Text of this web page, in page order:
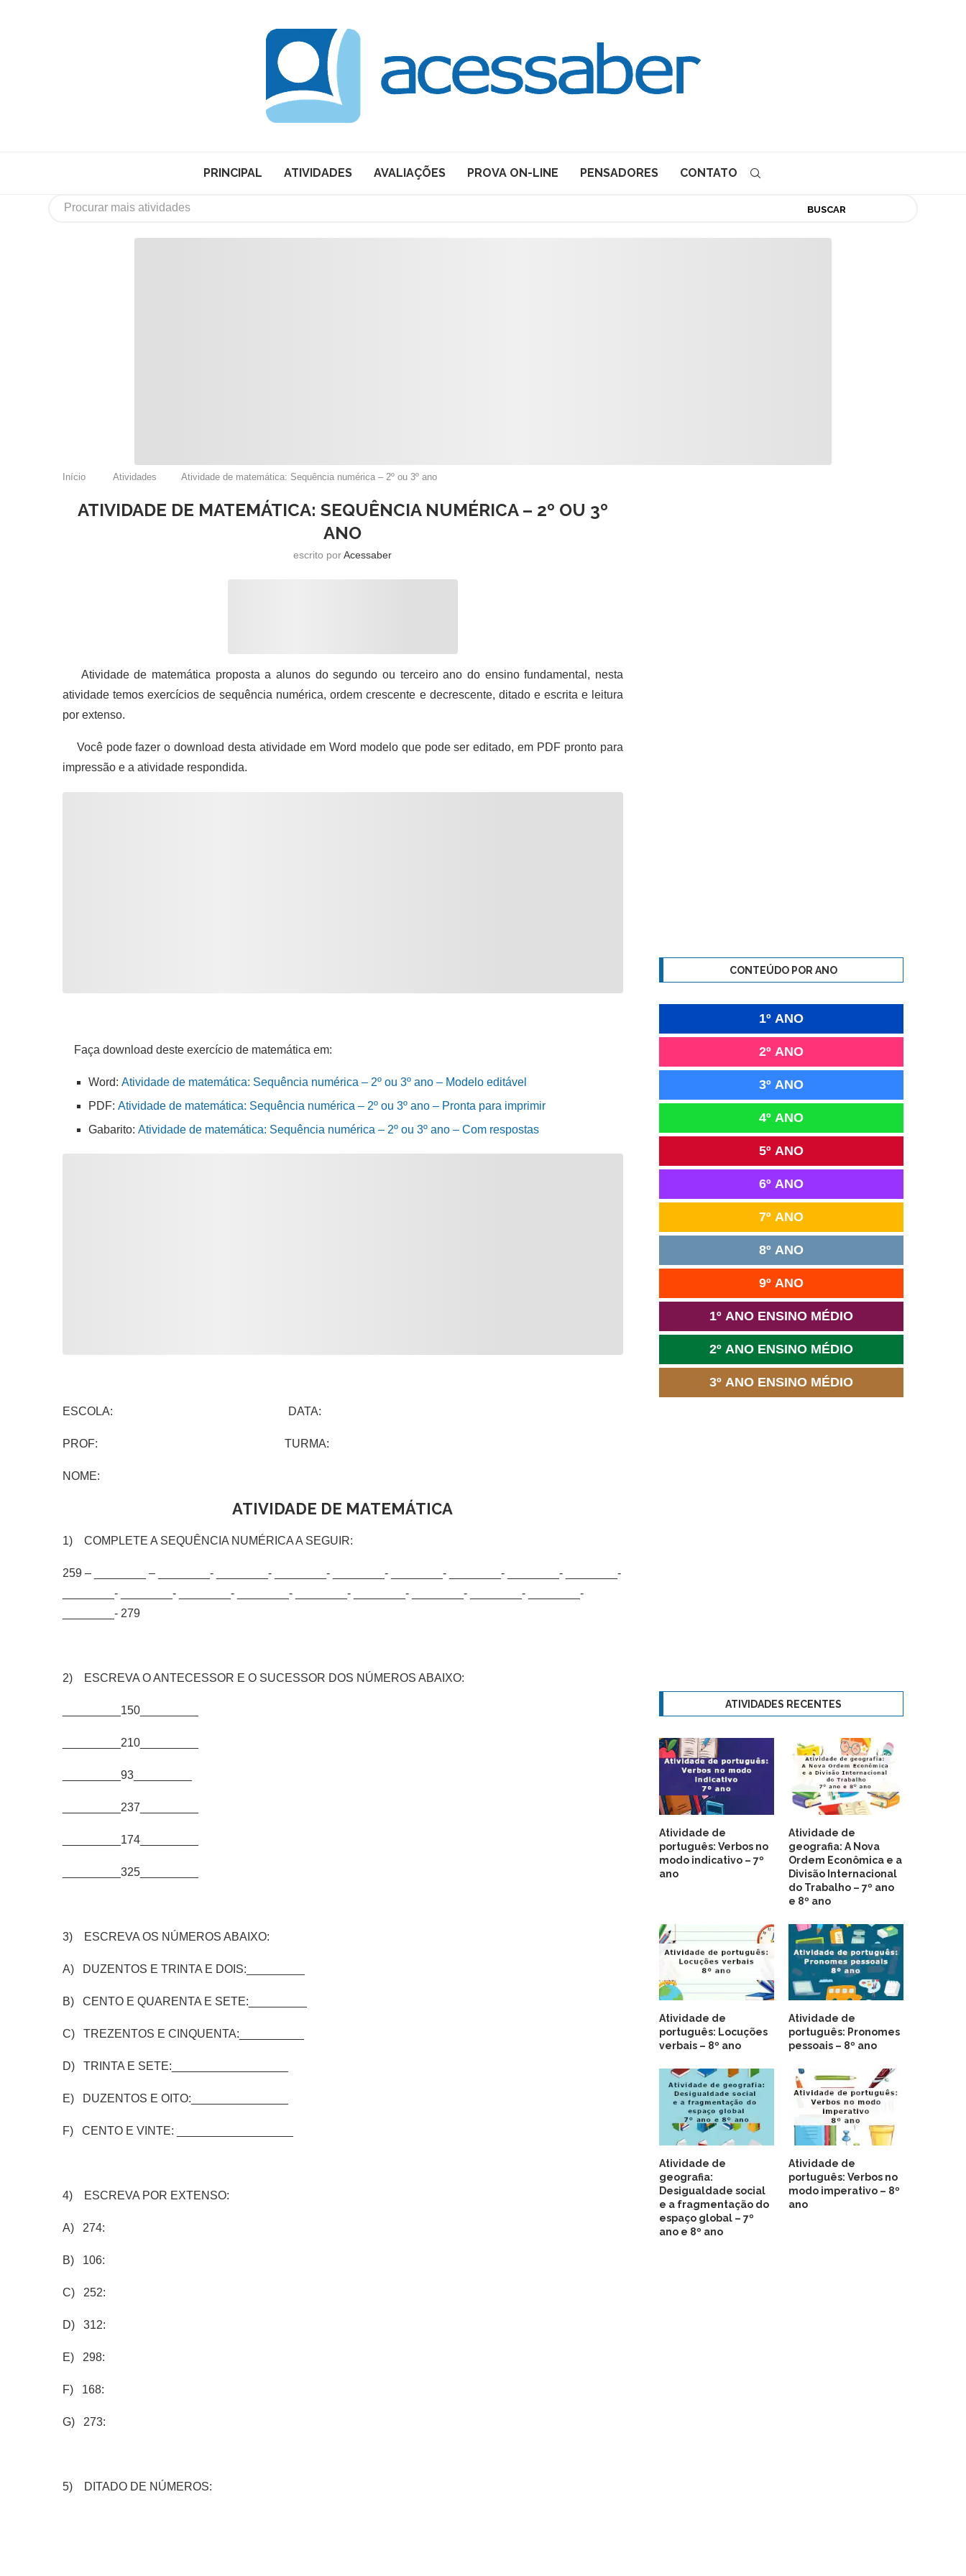
PRINCIPAL ATIVIDADES AVALIAÇÕES PROVA ON-LINE PENSADORES CONTATO
BUSCAR
Início Atividades Atividade de matemática: Sequência numérica – 2º ou 3º ano
ATIVIDADE DE MATEMÁTICA: SEQUÊNCIA NUMÉRICA – 2º OU 3º
ANO
escrito porAcessaber
Atividade de matemática proposta a alunos do segundo ou terceiro ano do ensino fundamental, nesta
atividade temos exercícios de sequência numérica, ordem crescente e decrescente, ditado e escrita e leitura
por extenso.
Você pode fazer o download desta atividade em Word modelo que pode ser editado, em PDF pronto para
impressão e a atividade respondida.
Faça download deste exercício de matemática em:
Word: Atividade de matemática: Sequência numérica – 2º ou 3º ano – Modelo editável
PDF: Atividade de matemática: Sequência numérica – 2º ou 3º ano – Pronta para imprimir
Gabarito: Atividade de matemática: Sequência numérica – 2º ou 3º ano – Com respostas
ESCOLA: DATA:
PROF: TURMA:
NOME:
ATIVIDADE DE MATEMÁTICA
1) COMPLETE A SEQUÊNCIA NUMÉRICA A SEGUIR:
259 – ________ – ________- ________- ________- ________- ________- ________- ________- ________-
________- ________- ________- ________- ________- ________- ________- ________- ________-
________- 279
2) ESCREVA O ANTECESSOR E O SUCESSOR DOS NÚMEROS ABAIXO:
_________150_________
_________210_________
_________93_________
_________237_________
_________174_________
_________325_________
3) ESCREVA OS NÚMEROS ABAIXO:
A) DUZENTOS E TRINTA E DOIS:_________
B) CENTO E QUARENTA E SETE:_________
C) TREZENTOS E CINQUENTA:__________
D) TRINTA E SETE:__________________
E) DUZENTOS E OITO:_______________
F) CENTO E VINTE: __________________
4) ESCREVA POR EXTENSO:
A) 274:
B) 106:
C) 252:
D) 312:
E) 298:
F) 168:
G) 273:
5) DITADO DE NÚMEROS:
CONTEÚDO POR ANO
1º ANO
2º ANO
3º ANO
4º ANO
5º ANO
6º ANO
7º ANO
8º ANO
9º ANO
1º ANO ENSINO MÉDIO
2º ANO ENSINO MÉDIO
3º ANO ENSINO MÉDIO
ATIVIDADES RECENTES
Atividade de
português: Verbos no
modo indicativo – 7º
ano
Atividade de
geografia: A Nova
Ordem Econômica e a
Divisão Internacional
do Trabalho – 7º ano
e 8º ano
Atividade de
português: Locuções
verbais – 8º ano
Atividade de
português: Pronomes
pessoais – 8º ano
Atividade de
geografia:
Desigualdade social
e a fragmentação do
espaço global – 7º
ano e 8º ano
Atividade de
português: Verbos no
modo imperativo – 8º
ano